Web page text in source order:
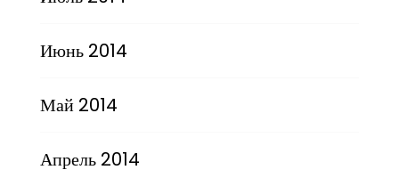
Июнь 2014
Май 2014
Апрель 2014